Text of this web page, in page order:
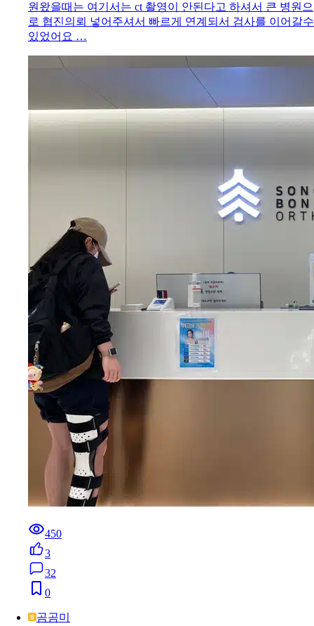
원왔을때는 여기서는 ct 촬영이 안된다고 하셔서 큰 병원으
로 협진의뢰 넣어주셔서 빠르게 연계되서 검사를 이어갈수
있었어요 …
450
3
32
0
곰곰미